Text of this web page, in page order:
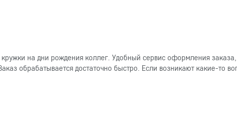
на дни рождения коллег. Удобный сервис оформления
обрабатывается достаточно быстро. Если возникают какие-то